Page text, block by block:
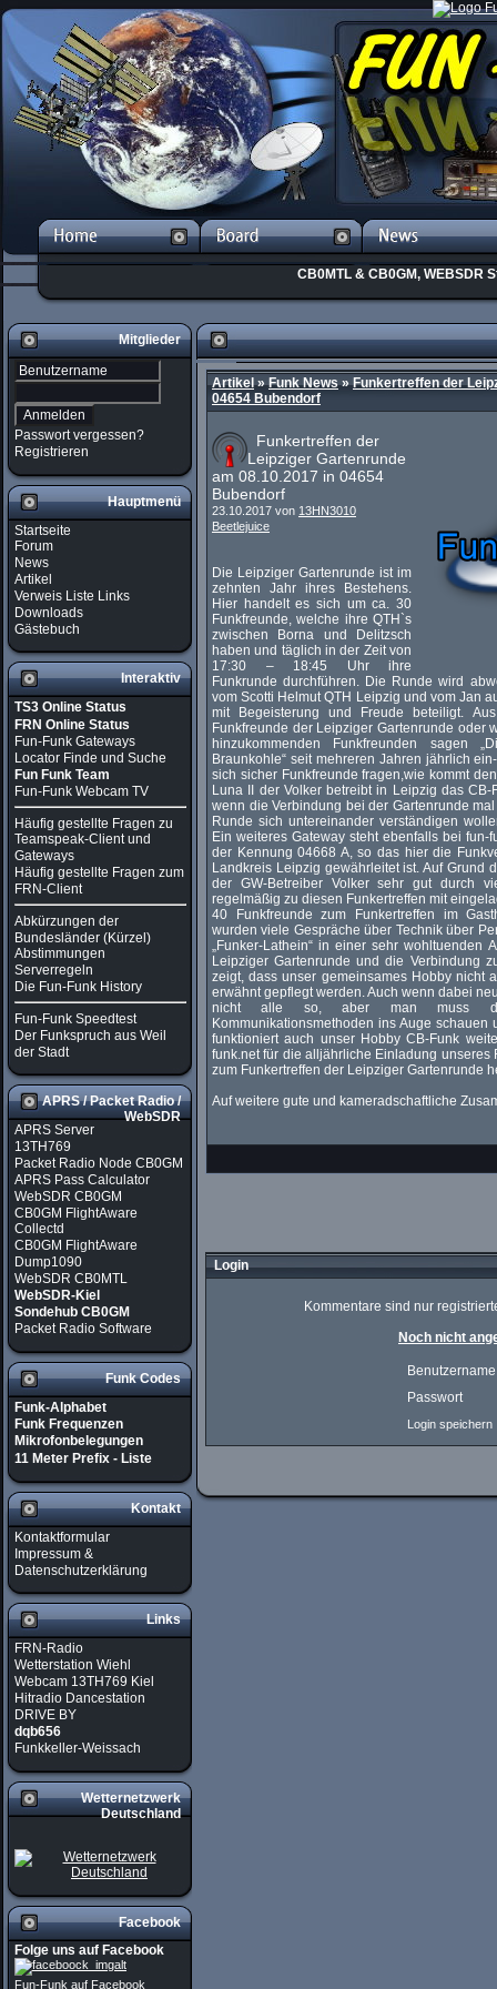
CB0MTL & CB0GM, WEBSDR
Mitglieder
Passwort vergessen?
Registrieren
Hauptmenü
Startseite
Forum
News
Artikel
Verweis Liste Links
Downloads
Gästebuch
Interaktiv
TS3 Online Status
FRN Online Status
Fun-Funk Gateways
Locator Finde und Suche
Fun Funk Team
Fun-Funk Webcam TV
Häufig gestellte Fragen zu
Teamspeak-Client und
Gateways
Häufig gestellte Fragen zum
FRN-Client
Abkürzungen der
Bundesländer (Kürzel)
Abstimmungen
Serverregeln
Die Fun-Funk History
Fun-Funk Speedtest
Der Funkspruch aus Weil
der Stadt
APRS / Packet Radio /
WebSDR
APRS Server
13TH769
Packet Radio Node CB0GM
APRS Pass Calculator
WebSDR CB0GM
CB0GM FlightAware
Collectd
CB0GM FlightAware
Dump1090
WebSDR CB0MTL
WebSDR-Kiel
Sondehub CB0GM
Packet Radio Software
Funk Codes
Funk-Alphabet
Funk Frequenzen
Mikrofonbelegungen
11 Meter Prefix - Liste
Kontakt
Kontaktformular
Impressum &
Datenschutzerklärung
Links
FRN-Radio
Wetterstation Wiehl
Webcam 13TH769 Kiel
Hitradio Dancestation
DRIVE BY
dqb656
Funkkeller-Weissach
Wetternetzwerk
Deutschland
Facebook
Folge uns auf Facebook
Fun-Funk auf Facebook
Artikel»Funk News»Funkertreffen der
04654 Bubendorf
Funkertreffen der
Leipziger Gartenrunde
am 08.10.2017 in 04654
Bubendorf
23.10.2017 von 13HN3010
Beetlejuice
Die Leipziger Gartenrunde ist im
zehnten Jahr ihres Bestehens.
Hier handelt es sich um ca. 30
Funkfreunde, welche ihre QTH`s
zwischen Borna und Delitzsch
haben und täglich in der Zeit von
17:30 – 18:45 Uhr ihre
Funkrunde durchführen. Die Runde wird
vom Scotti Helmut QTH Leipzig und vom Jan
mit Begeisterung und Freude beteiligt.
Funkfreunde der Leipziger Gartenrunde oder
hinzukommenden Funkfreunden sagen
Braunkohle“ seit mehreren Jahren jährlich
sich sicher Funkfreunde fragen,wie kommt
Luna II der Volker betreibt in Leipzig das
wenn die Verbindung bei der Gartenrunde
Runde sich untereinander verständigen
Ein weiteres Gateway steht ebenfalls bei
der Kennung 04668 A, so das hier die
Landkreis Leipzig gewährleitet ist. Auf Grund
der GW-Betreiber Volker sehr gut durch
regelmäßig zu diesen Funkertreffen mit
40 Funkfreunde zum Funkertreffen im
wurden viele Gespräche über Technik über
„Funker-Lathein“ in einer sehr wohltuenden
Leipziger Gartenrunde und die Verbindung
zeigt, dass unser gemeinsames Hobby nicht
erwähnt gepflegt werden. Auch wenn dabei
nicht alle so, aber man muss
Kommunikationsmethoden ins Auge
funktioniert auch unser Hobby CB-Funk
funk.net für die alljährliche Einladung unseres
zum Funkertreffen der Leipziger Gartenrunde
Auf weitere gute und kameradschaftliche
Login
Kommentare sind nur
Noch nicht
Benutzername
Passwort
Login speichern